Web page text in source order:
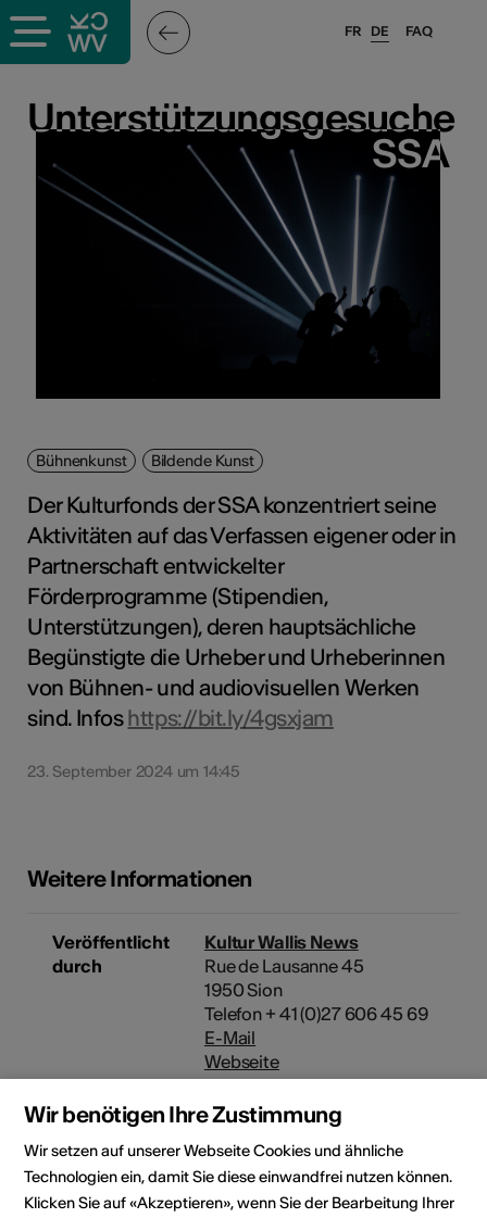
FAQ
FR DE
Unterstützungsgesuche
SSA
Unterstützungsgesuche
SSA
Bühnenkunst Bildende Kunst
Der Kulturfonds der SSA konzentriert seine
Aktivitäten auf das Verfassen eigener oder in
Partnerschaft entwickelter
Förderprogramme (Stipendien,
Unterstützungen), deren hauptsächliche
Begünstigte die Urheber und Urheberinnen
von Bühnen- und audiovisuellen Werken
sind. Infoshttps://bit.ly/4gsxjam
23. September 2024 um 14:45
Weitere Informationen
Veröffentlicht
durch
Kultur Wallis News
Rue de Lausanne 45
1950 Sion
Telefon + 41 (0)27 606 45 69
E-Mail
Webseite
Rubrik
Kulturbereich
Bühnenkunst, Bildende Kunst
Wir benötigen Ihre Zustimmung
Wir setzen auf unserer Webseite Cookies und ähnliche
Technologien ein, damit Sie diese einwandfrei nutzen können.
Klicken Sie auf «Akzeptieren», wenn Sie der Bearbeitung Ihrer